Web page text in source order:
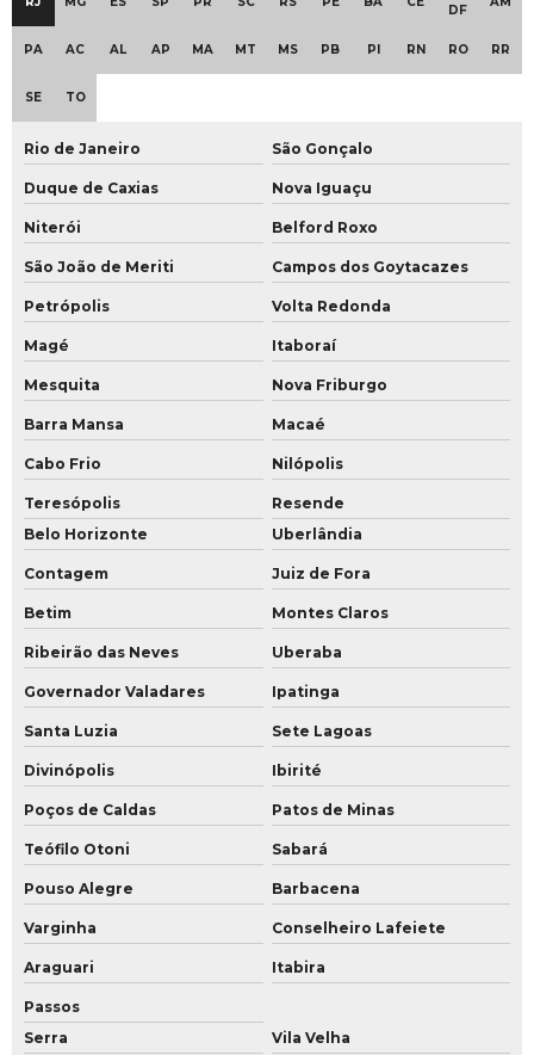
Plano de ação segurança patrimonial
Plano de ação de segurança privada
Plano de contingência segurança patrimonial
Plano de contingência segurança privada
Plano operacional de segurança patrimonial
Plano de segurança patrimonial hospitalar
Plano de segurança patrimonial
Plano de segurança pessoal
Plano de segurança privada
Projeto de câmeras de segurança residencial
Projeto de monitoramento por câmeras
Projeto sala de monitoramento cftv
Projeto de segurança condominial
Projeto de segurança eletrônica residencial
Projeto de segurança eletrônica
Projeto de segurança patrimonial
Projeto de segurança privada
Projeto de segurança residencial
Projeto de sistema de monitoramento
Projeto sistema de segurança residencial
Projeto de sistema de segurança
Segurança patrimonial em condomínios
DF
PA AC AL AP MA MT MS PB PI RN RO RR
SE TO
Rio de Janeiro São Gonçalo
Duque de Caxias Nova Iguaçu
Niterói Belford Roxo
São João de Meriti Campos dos Goytacazes
Petrópolis Volta Redonda
Magé Itaboraí
Mesquita Nova Friburgo
Barra Mansa Macaé
Cabo Frio Nilópolis
Teresópolis
Resende
Belo Horizonte
Uberlândia
Contagem Juiz de Fora
Betim Montes Claros
Ribeirão das Neves Uberaba
Governador Valadares Ipatinga
Santa Luzia Sete Lagoas
Divinópolis Ibirité
Poços de Caldas Patos de Minas
Teófilo Otoni Sabará
Pouso Alegre Barbacena
Varginha Conselheiro Lafeiete
Araguari Itabira
Passos
Serra
Vila Velha